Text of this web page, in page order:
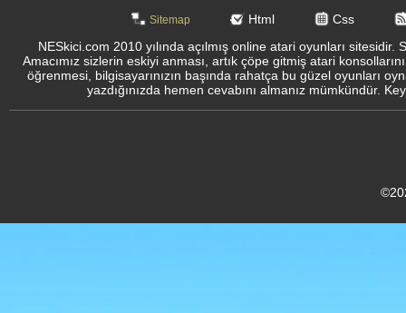
Sitemap Html
Css
NESkici.com 2010 yılında açılmış online atari oyunları
Amacımız sizlerin eskiyi anması, artık çöpe gitmiş atari
öğrenmesi, bilgisayarınızın başında rahatça bu güzel oyunları
yazdığınızda hemen cevabını almanız mümkündür.